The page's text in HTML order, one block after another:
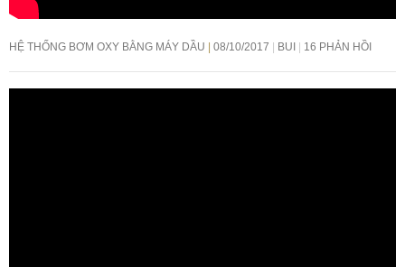
HỆ THỐNG BƠM OXY BẰNG MÁY DẦU 08/10/2017 BUI 16 PHẢN HỒI